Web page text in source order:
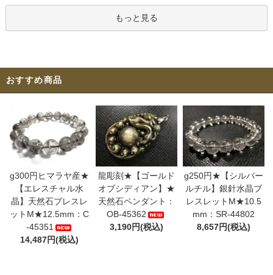
もっと見る
おすすめ商品
g300円ヒマラヤ産★
【エレスチャル水
晶】天然石ブレスレ
ットM★12.5mm：C
-45351
14,487円(税込)
龍彫刻★【ゴールド
オブシディアン】★
天然石ペンダント：
OB-45362
3,190円(税込)
g250円★【シルバー
ルチル】銀針水晶ブ
レスレットM★10.5
mm：SR-44802
8,657円(税込)